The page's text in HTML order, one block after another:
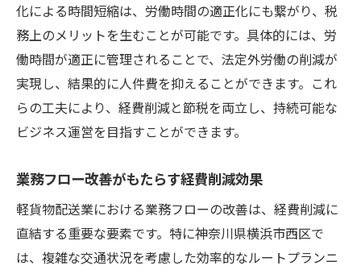
化による時間短縮は、労働時間の適正化にも繋がり、税
務上のメリットを生むことが可能です。具体的には、労
働時間が適正に管理されることで、法定外労働の削減が
実現し、結果的に人件費を抑えることができます。これ
らの工夫により、経費削減と節税を両立し、持続可能な
ビジネス運営を目指すことができます。
業務フロー改善がもたらす経費削減効果
軽貨物配送業における業務フローの改善は、経費削減に
直結する重要な要素です。特に神奈川県横浜市西区で
は、複雑な交通状況を考慮した効率的なルートプランニ